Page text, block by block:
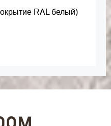
RAL белый)